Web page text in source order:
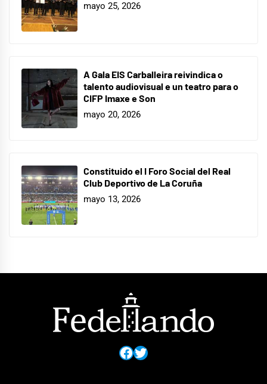
mayo 25, 2026
A Gala EIS Carballeira reivindica o
talento audiovisual e un teatro para o
CIFP Imaxe e Son
mayo 20, 2026
Constituido el I Foro Social del Real
Club Deportivo de La Coruña
mayo 13, 2026
Facebook
Twitter